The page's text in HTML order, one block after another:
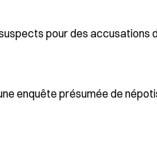
pour des accusations
enquête présumée de